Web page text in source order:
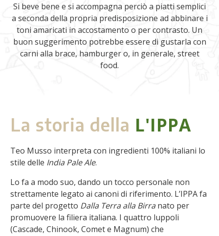
Si beve bene e si accompagna perciò a piatti semplici
a seconda della propria predisposizione ad abbinare i
toni amaricati in accostamento o per contrasto. Un
buon suggerimento potrebbe essere di gustarla con
carni alla brace, hamburger o, in generale, street
food.
La storia della L'IPPA
Teo Musso interpreta con ingredienti 100% italiani lo
stile delle India Pale Ale.
Lo fa a modo suo, dando un tocco personale non
strettamente legato ai canoni di riferimento. L’IPPA fa
parte del progetto Dalla Terra alla Birranato per
promuovere la filiera italiana. I quattro luppoli
(Cascade, Chinook, Comet e Magnum) che